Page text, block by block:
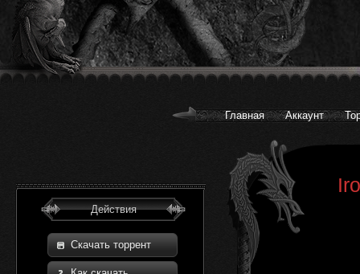
Главная Аккаунт
Действия
Скачать торрент